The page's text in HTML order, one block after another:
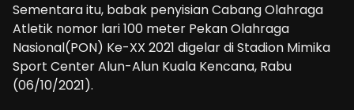
Sementara itu, babak penyisian Cabang Olahraga
Atletik nomor lari 100 meter Pekan Olahraga
Nasional(PON) Ke-XX 2021 digelar di Stadion Mimika
Sport Center Alun-Alun Kuala Kencana, Rabu
(06/10/2021).